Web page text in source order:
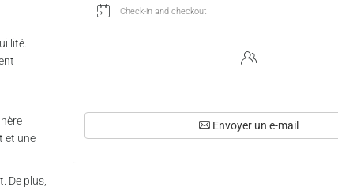
et une
De plus,
Envoyer un e-mail